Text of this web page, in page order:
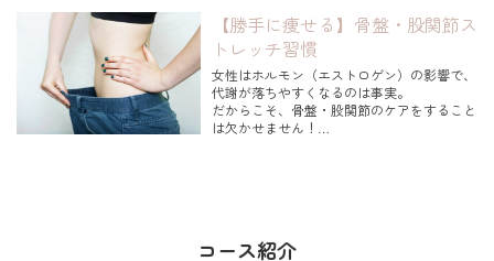
「更年期だから痩せない」
そう思われがちですが──
新しい自分のカラダとの付き合い方を知り、
新しい方法を実践すれば...
【勝手に痩せる】骨盤・股関節ス
トレッチ習慣
女性はホルモン（エストロゲン）の影響で、
代謝が落ちやすくなるのは事実。
だからこそ、骨盤・股関節のケアをすること
は欠かせません！
腸腰筋は、歩く・立つ・姿勢を保つためにも
コース紹介